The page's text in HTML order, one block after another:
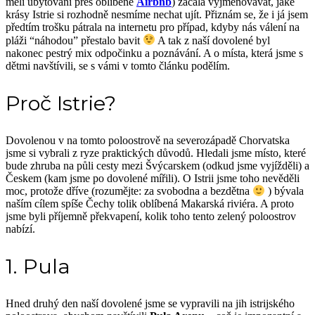
krásy Istrie si rozhodně nesmíme nechat ujít. Přiznám se, že i já jsem
předtím trošku pátrala na internetu pro případ, kdyby nás válení na
pláži “náhodou” přestalo bavit
A tak z naší dovolené byl
nakonec pestrý mix odpočinku a poznávání. A o místa, která jsme s
dětmi navštívili, se s vámi v tomto článku podělím.
Proč Istrie?
Dovolenou v na tomto poloostrově na severozápadě Chorvatska
jsme si vybrali z ryze praktických důvodů. Hledali jsme místo, které
bude zhruba na půli cesty mezi Švýcarskem (odkud jsme vyjížděli) a
Českem (kam jsme po dovolené mířili). O Istrii jsme toho nevěděli
moc, protože dříve (rozumějte: za svobodna a bezdětna
) bývala
naším cílem spíše Čechy tolik oblíbená Makarská riviéra. A proto
jsme byli příjemně překvapení, kolik toho tento zelený poloostrov
nabízí.
1. Pula
Hned druhý den naší dovolené jsme se vypravili na jih istrijského